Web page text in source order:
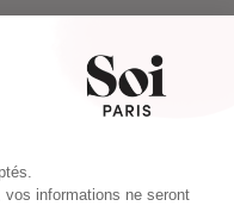
informations ne seront